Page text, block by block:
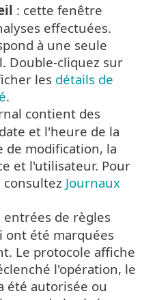
: cette fenêtre
effectuées.
à une seule
Double-cliquez sur
les détails de
.
contient des
et l'heure de la
de modification, la
et l'utilisateur. Pour
Journaux
entrées de règles
ont été marquées
Le protocole affiche
l'opération, le
été autorisée ou